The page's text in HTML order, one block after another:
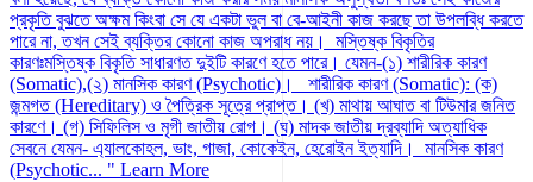
প্রকৃতি বুঝতে অক্ষম কিংবা সে যে একটা ভুল বা বে-আইনী কাজ করছে তা উপলব্ধি করতে
পারে না, তখন সেই ব্যক্তির কোনো কাজ অপরাধ নয়। মস্তিষ্ক বিকৃতির
কারণঃমস্তিষ্ক বিকৃতি সাধারণত দুইটি কারণে হতে পারে। যেমন-(১) শারীরিক কারণ
(Somatic),(২) মানসিক কারণ (Psychotic)। শারীরিক কারণ (Somatic): (ক)
জন্মগত (Hereditary) ও পৈত্রিক সূত্রে প্রাপ্ত। (খ) মাথায় আঘাত বা টিউমার জনিত
কারণে। (গ) সিফিলিস ও মৃগী জাতীয় রোগ। (ঘ) মাদক জাতীয় দ্রব্যাদি অত্যাধিক
সেবনে যেমন- এ্যালকোহল, ভাং, গাজা, কোকেইন, হেরোইন ইত্যাদি। মানসিক কারণ
(Psychotic... " Learn More